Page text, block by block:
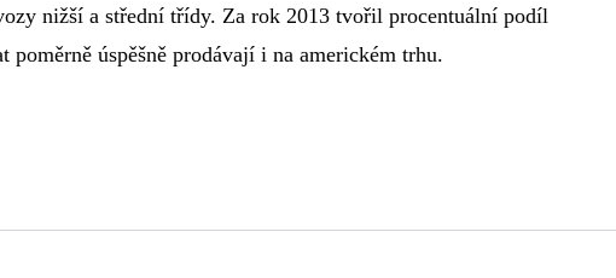
nižší a střední třídy. Za rok 2013 tvořil procentuální podíl
úspěšně prodávají i na americkém trhu.